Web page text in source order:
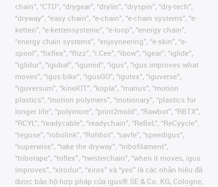
chain”, “CTD”, “drygear”, “drylin”, “dryspin”, “dry-tech”,
“dryway”, “easy chain”, “e-chain”, “e-chain systems”, “e-
ketten”, “e-kettensysteme”, “e-loop”, “energy chain”,
“energy chain systems”, “enjoyneering”, “e-skin”, “e-
spool”, “fixflex”, “flizz”, “i.Cee”, “ibow”, “igear”, “iglide”,
“iglidur”, “igubal”, “igumid”, “igus”, “igus improves what
moves”, “igus:bike”, “igusGO”, “igutex”, “iguverse”,
“iguversum”, “kineKIT”, “kopla”, “manus”, “motion
plastics”, “motion polymers”, “motionary”, “plastics for
longer life”, “polymore”, “print2mold”, “Rawbot”, “RBTX”,
“RCYL”, “readycable”, “readychain”, “ReBeL”, “ReCyycle”,
“reguse”, “robolink”, “Rohbot”, “savfe”, “speedigus”,
“superwise”, “take the dryway”, “tribofilament”,
“tribotape”, “triflex”, “twisterchain”, “when it moves, igus
improves”, “xirodur”, “xiros” và “yes” là các nhãn hiệu đã
được bảo hộ hợp pháp của igus® SE & Co. KG, Cologne,